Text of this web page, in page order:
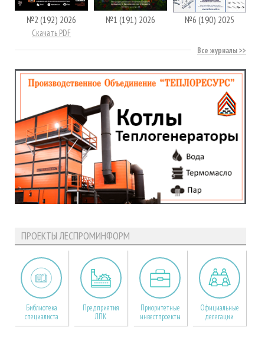
№2 (192) 2026
Скачать PDF
№1 (191) 2026 №6 (190) 2025
Все журналы
ПРОЕКТЫ ЛЕСПРОМИНФОРМ
Библиотека
специалиста
Предприятия
ЛПК
Приоритетные
инвестпроекты
Официальные
делегации